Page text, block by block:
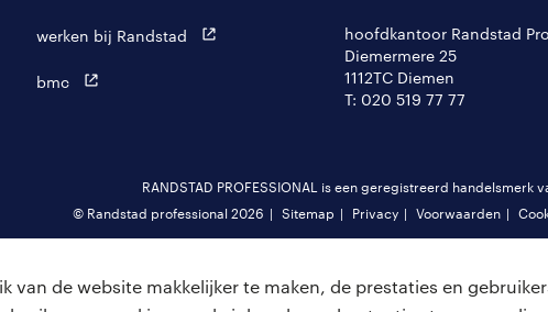
de website makkelijker te maken, de prestaties en
werken bij Randstad
bmc
hoofdkantoor Randstad
Diemermere 25
1112TC Diemen
T: 020 519 77 77
RANDSTAD PROFESSIONAL is een geregistreerd handelsmerk
© Randstad professional 2026
Sitemap Privacy Voorwaarden